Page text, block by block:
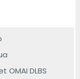
OMAI DLBS